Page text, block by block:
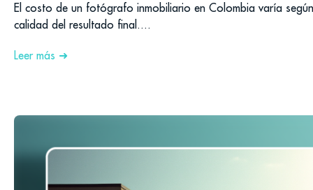
El costo de un fotógrafo inmobiliario en Colombia varía
calidad del resultado final....
Leer más ➜